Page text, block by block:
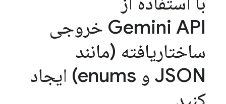
Gemini API خروجی
ساختاریافته (مانند
JSON و enums) ایجاد